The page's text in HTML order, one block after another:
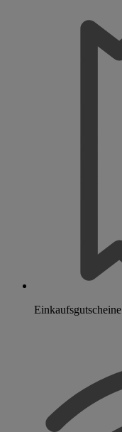
Einkaufsgutscheine